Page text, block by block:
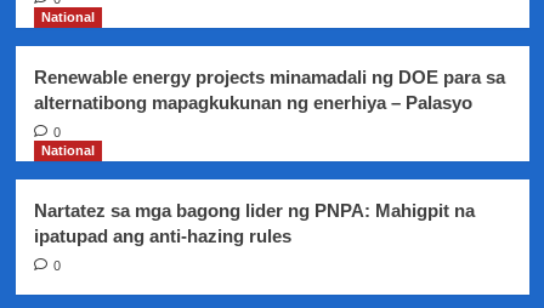
National
Renewable energy projects minamadali ng DOE para sa
alternatibong mapagkukunan ng enerhiya – Palasyo
0
National
Nartatez sa mga bagong lider ng PNPA: Mahigpit na
ipatupad ang anti-hazing rules
0